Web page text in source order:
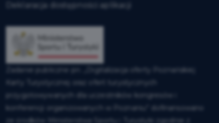
Deklaracja dostępności aplikacji
Zadanie publiczne pn. „Digitalizacja oferty Poznańskiej
Karty Turystycznej oraz ofert turystycznych
przygotowywanych dla uczestników kongresów i
konferencji organizowanych w Poznaniu” dofinansowano
ze środków Ministerstwa Sportu i Turystyki zgodnie z